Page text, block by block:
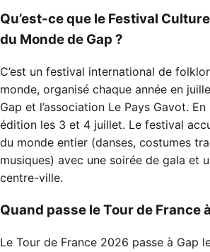
Qu’est-ce que le Festival
du Monde de Gap ?
C’est un festival international de
monde, organisé chaque année en
Gap et l’association Le Pays Gavot.
édition les 3 et 4 juillet. Le festival
du monde entier (danses, costumes
musiques) avec une soirée de gala et
centre-ville.
Quand passe le Tour de France
Le Tour de France 2026 passe à Gap